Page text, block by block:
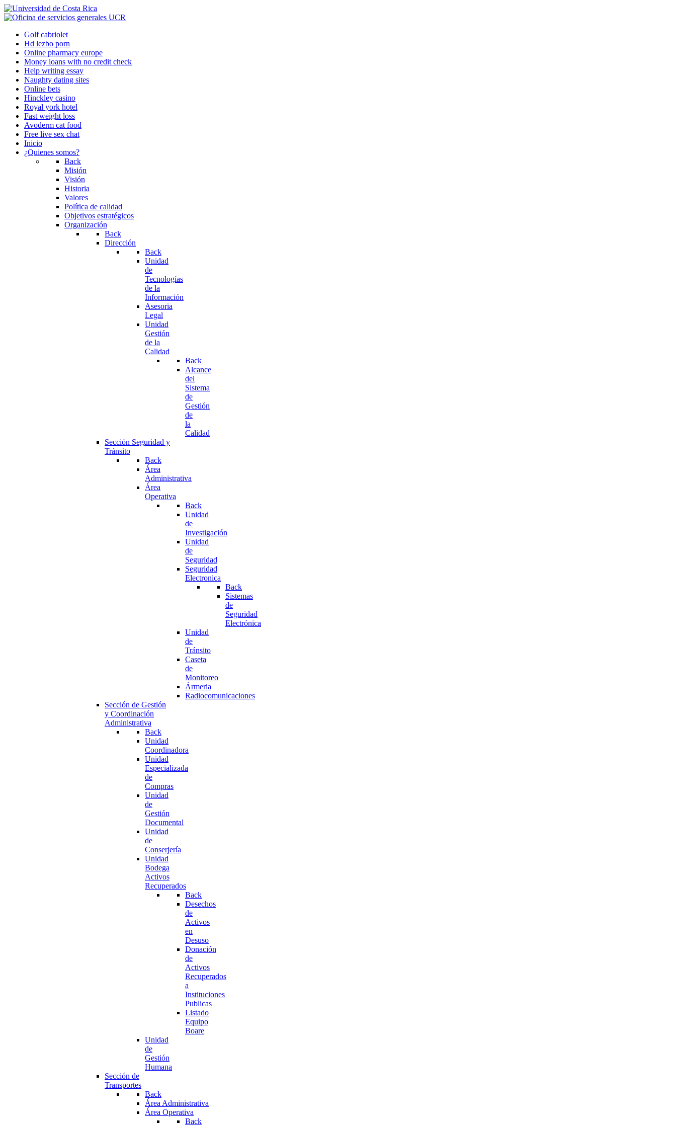
Golf cabriolet
Hd lezbo porn
Online pharmacy europe
Money loans with no credit check
Help writing essay
Naughty dating sites
Online bets
Hinckley casino
Royal york hotel
Fast weight loss
Avoderm cat food
Free live sex chat
Inicio
¿Quienes somos?
Back
Misión
Visión
Historia
Valores
Política de calidad
Objetivos estratégicos
Organización
Back
Dirección
Back
Unidad
de
Tecnologías
de la
Información
Asesoria
Legal
Unidad
Gestión
de la
Calidad
Back
Alcance
del
Sistema
de
Gestión
de
la
Calidad
Sección Seguridad y
Tránsito
Back
Área
Administrativa
Área
Operativa
Back
Unidad
de
Investigación
Unidad
de
Seguridad
Seguridad
Electronica
Back
Sistemas
de
Seguridad
Electrónica
Unidad
de
Tránsito
Caseta
de
Monitoreo
Ármeria
Radiocomunicaciones
Sección de Gestión
y Coordinación
Administrativa
Back
Unidad
Coordinadora
Unidad
Especializada
de
Compras
Unidad
de
Gestión
Documental
Unidad
de
Conserjería
Unidad
Bodega
Activos
Recuperados
Back
Desechos
de
Activos
en
Desuso
Donación
de
Activos
Recuperados
a
Instituciones
Publicas
Listado
Equipo
Boare
Unidad
de
Gestión
Humana
Sección de
Transportes
Back
Área Administrativa
Área Operativa
Back